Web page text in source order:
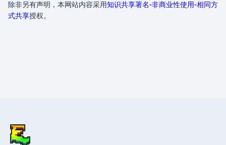
除非另有声明，本网站内容采用知识共享署名-非商业性使用-相同方
式共享授权。